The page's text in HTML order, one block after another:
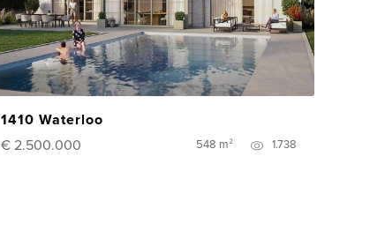
1410 Waterloo
€ 2.500.000
548 m² 1.738